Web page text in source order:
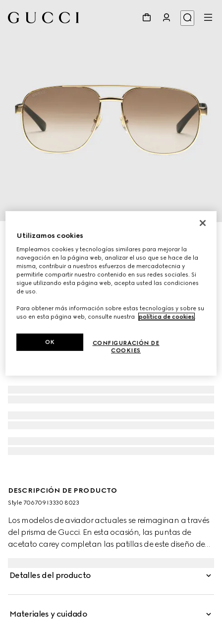
Gafas de sol con montura náutica
€ 390
Variacionesmetal dorado
DESCRIPCIÓN DE PRODUCTO
Style ‎706709 I3330 8023
Los modelos de aviador actuales se reimaginan a través
del prisma de Gucci. En esta ocasión, las puntas de
acetato carey completan las patillas de este diseño de
Detalles del producto
Materiales y cuidado
Utilizamos cookies
Empleamos cookies y tecnologías similares para mejorar la
navegación en la página web, analizar el uso que se hace de la
misma, contribuir a nuestros esfuerzos de mercadotecnia y
permitirle compartir nuestro contenido en sus redes sociales. Si
sigue utilizando esta página web, acepta usted las condiciones
de uso.
Para obtener más información sobre estas tecnologías y sobre su
uso en esta página web, consulte nuestra
política de cookies
CONFIGURACIÓN DE
COOKIES
OK